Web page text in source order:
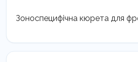
Зоноспецифічна кюрета для